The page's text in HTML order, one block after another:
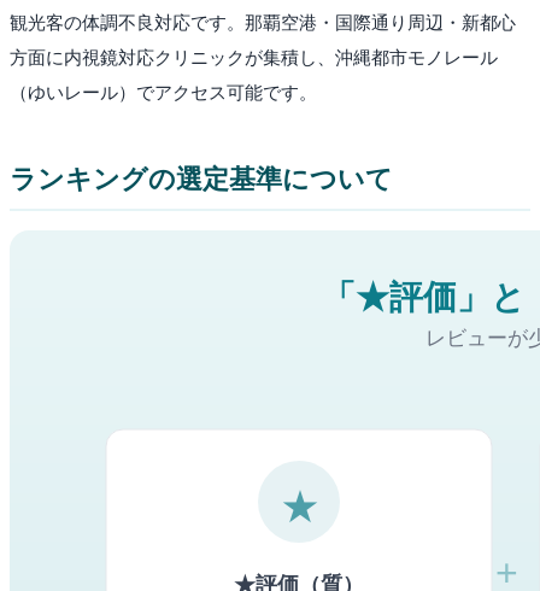
観光客の体調不良対応です。那覇空港・国際通り周辺・新都心
方面に内視鏡対応クリニックが集積し、沖縄都市モノレール
（ゆいレール）でアクセス可能です。
ランキングの選定基準について